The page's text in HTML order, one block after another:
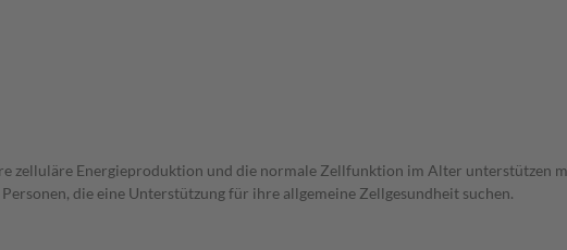
zelluläre Energieproduktion und die normale Zellfunktion im Alter unterstützen
die eine Unterstützung für ihre allgemeine Zellgesundheit suchen.